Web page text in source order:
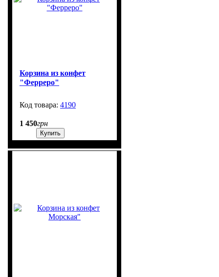
Корзина из конфет
"Ферреро"
4190
1 450грн
Купить